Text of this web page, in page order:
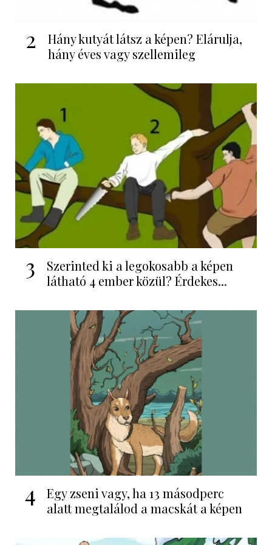
2
Hány kutyát látsz a képen? Elárulja,
hány éves vagy szellemileg
3
Szerinted ki a legokosabb a képen
látható 4 ember közül? Érdekes...
4
Egy zseni vagy, ha 13 másodperc
alatt megtalálod a macskát a képen